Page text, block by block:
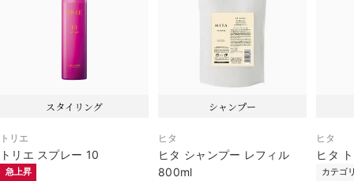
スタイリング
トリエ
トリエ スプレー 10
急上昇
シャンプー
ヒタ
ヒタ シャンプー レフィル
800ml
ヒタ
ヒタ
カテゴ